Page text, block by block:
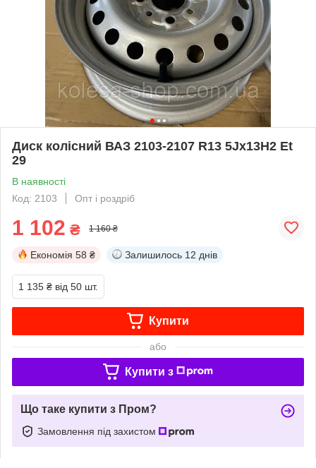
Диск колісний ВАЗ 2103-2107 R13 5Jx13H2 Et
29
В наявності
Код: 2103
Опт і роздріб
1 102 ₴ 1 160 ₴
Економія 58 ₴ Залишилось 12 днів
1 135 ₴ від 50 шт.
Купити
або
Купити з
Що таке купити з Пром?
Замовлення під захистом